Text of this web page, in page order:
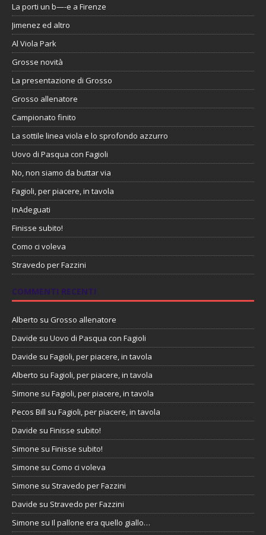
La porti un b—-e a Firenze
Jimenez ed altro
Al Viola Park
Grosse novità
La presentazione di Grosso
Grosso allenatore
Campionato finito
La sottile linea viola e lo sprofondo azzurro
Uovo di Pasqua con Fagioli
No, non siamo da buttar via
Fagioli, per piacere, in tavola
InAdeguati
Finisse subito!
Como ci voleva
Stravedo per Fazzini
COMMENTI RECENTI
Alberto su Grosso allenatore
Davide su Uovo di Pasqua con Fagioli
Davide su Fagioli, per piacere, in tavola
Alberto su Fagioli, per piacere, in tavola
Simone su Fagioli, per piacere, in tavola
Pecos Bill su Fagioli, per piacere, in tavola
Davide su Finisse subito!
Simone su Finisse subito!
Simone su Como ci voleva
Simone su Stravedo per Fazzini
Davide su Stravedo per Fazzini
Simone su Il pallone era quello giallo…